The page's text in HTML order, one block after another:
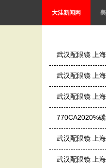
大洼新闻网
武汉配眼镜 上
武汉配眼镜 上
武汉配眼镜 上
770CA2020%
武汉配眼镜 上
武汉配眼镜 上